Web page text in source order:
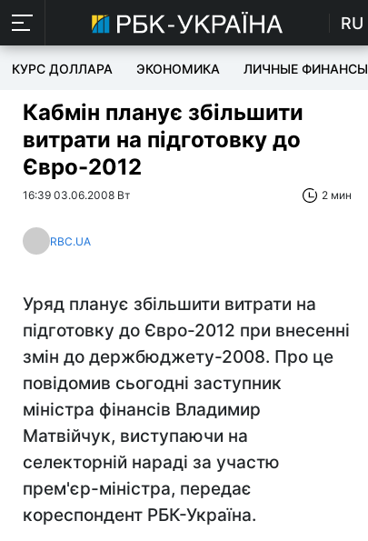
RU
КУРС ДОЛЛАРА ЭКОНОМИКА ЛИЧНЫЕ ФИНАНСЫ
Кабмін планує збільшити
витрати на підготовку до
Євро-2012
16:39 03.06.2008 Вт 2 мин
RBC.UA
Уряд планує збільшити витрати на
підготовку до Євро-2012 при внесенні
змін до держбюджету-2008. Про це
повідомив сьогодні заступник
міністра фінансів Владимир
Матвійчук, виступаючи на
селекторній нараді за участю
прем'єр-міністра, передає
кореспондент РБК-Україна.